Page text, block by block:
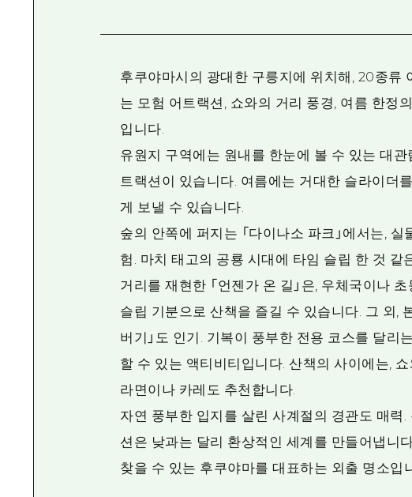
후쿠야마시의 광대한 구릉지에 위치해, 20종류
는 모험 어트랙션, 쇼와의 거리 풍경, 여름 한정
입니다.
유원지 구역에는 원내를 한눈에 볼 수 있는 대
트랙션이 있습니다. 여름에는 거대한 슬라이더
게 보낼 수 있습니다.
숲의 안쪽에 퍼지는 「다이나소 파크」에서는,
험. 마치 태고의 공룡 시대에 타임 슬립 한 것
거리를 재현한 「언젠가 온 길」은, 우체국이나
슬립 기분으로 산책을 즐길 수 있습니다. 그 외,
버기」도 인기. 기복이 풍부한 전용 코스를 달
할 수 있는 액티비티입니다. 산책의 사이에는,
라면이나 카레도 추천합니다.
자연 풍부한 입지를 살린 사계절의 경관도 매력
션은 낮과는 달리 환상적인 세계를 만들어냅니
찾을 수 있는 후쿠야마를 대표하는 외출 명소입